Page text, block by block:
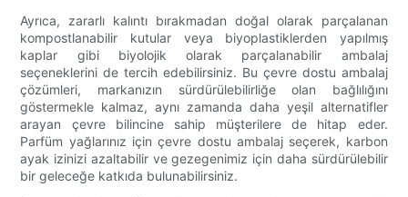
Ayrıca, zararlı kalıntı bırakmadan doğal olarak parçalanan
kompostlanabilir kutular veya biyoplastiklerden yapılmış
kaplar gibi biyolojik olarak parçalanabilir ambalaj
seçeneklerini de tercih edebilirsiniz. Bu çevre dostu ambalaj
çözümleri, markanızın sürdürülebilirliğe olan bağlılığını
göstermekle kalmaz, aynı zamanda daha yeşil alternatifler
arayan çevre bilincine sahip müşterilere de hitap eder.
Parfüm yağlarınız için çevre dostu ambalaj seçerek, karbon
ayak izinizi azaltabilir ve gezegenimiz için daha sürdürülebilir
bir geleceğe katkıda bulunabilirsiniz.